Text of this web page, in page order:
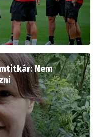
Nem